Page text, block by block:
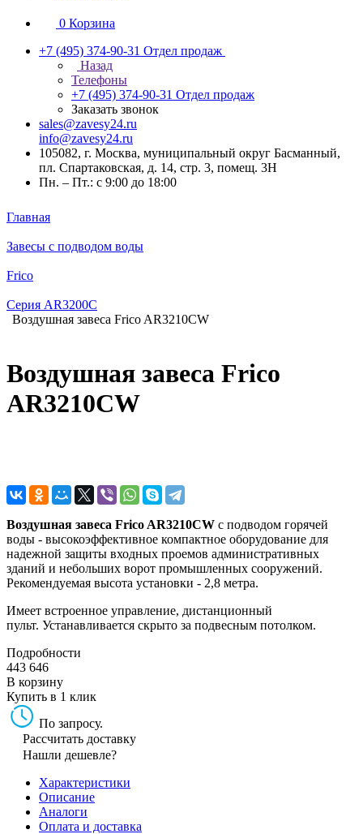
0 Корзина
+7 (495) 374-90-31 Отдел продаж
Назад
Телефоны
+7 (495) 374-90-31 Отдел продаж
Заказать звонок
sales@zavesy24.ru
info@zavesy24.ru
105082, г. Москва, муниципальный округ Басманный,
пл. Спартаковская, д. 14, стр. 3, помещ. 3Н
Пн. – Пт.: с 9:00 до 18:00
Главная
Завесы с подводом воды
Frico
Серия AR3200C
Воздушная завеса Frico AR3210CW
Воздушная завеса Frico
AR3210CW
Воздушная завеса Frico AR3210CW с подводом горячей
воды - высокоэффективное компактное оборудование для
надежной защиты входных проемов административных
зданий и небольших ворот промышленных сооружений.
Рекомендуемая высота установки - 2,8 метра.
Имеет встроенное управление, дистанционный
пульт. Устанавливается скрыто за подвесным потолком.
Подробности
443 646
В корзину
Купить в 1 клик
По запросу.
Рассчитать доставку
Нашли дешевле?
Характеристики
Описание
Аналоги
Оплата и доставка